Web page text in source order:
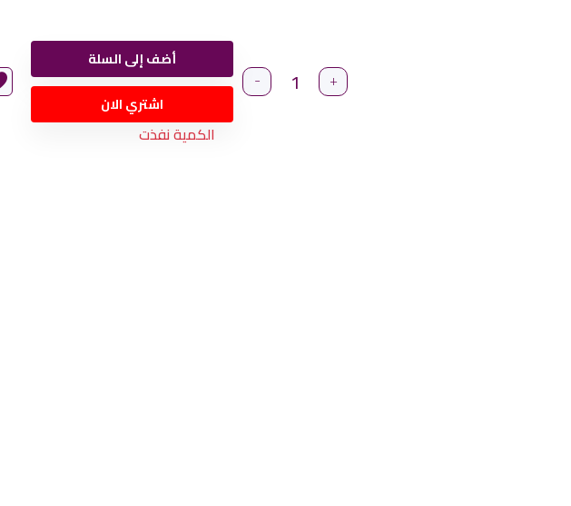
- +
أضف إلى السلة
اشتري الان
الكمية نفذت